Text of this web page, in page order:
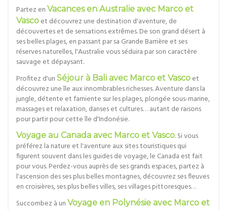
Partez en Vacances en Australie avec Marco et
Vasco et découvrez une destination d'aventure, de
découvertes et de sensations extrêmes. De son grand désert à
ses belles plages, en passant par sa Grande Barrière et ses
réserves naturelles, l'Australie vous séduira par son caractère
sauvage et dépaysant.
Profitez d'un Séjour à Bali avec Marco et Vasco et
découvrez une île aux innombrables richesses. Aventure dans la
jungle, détente et farniente sur les plages, plongée sous-marine,
massages et relaxation, danses et cultures… autant de raisons
pour partir pour cette île d'Indonésie.
Voyage au Canada avec Marco et Vasco. Si vous
préférez la nature et l'aventure aux sites touristiques qui
figurent souvent dans les guides de voyage, le Canada est fait
pour vous. Perdez-vous auprès de ses grands espaces, partez à
l'ascension des ses plus belles montagnes, découvrez ses fleuves
en croisières, ses plus belles villes, ses villages pittoresques…
Succombez à un Voyage en Polynésie avec Marco et